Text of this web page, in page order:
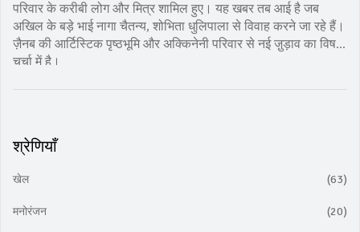
परिवार के करीबी लोग और मित्र शामिल हुए। यह खबर तब आई है जब
अखिल के बड़े भाई नागा चैतन्य, शोभिता धुलिपाला से विवाह करने जा रहे हैं।
ज़ैनब की आर्टिस्टिक पृष्ठभूमि और अक्किनेनी परिवार से नई जु़ड़ाव का विषय
चर्चा में है।
श्रेणियाँ
खेल (63)
मनोरंजन (20)